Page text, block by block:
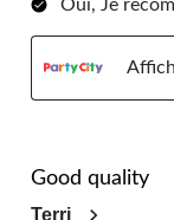
Oui, Je
Good quality
Terri